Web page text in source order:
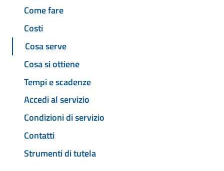
Come fare
Costi
Cosa serve
Cosa si ottiene
Tempi e scadenze
Accedi al servizio
Condizioni di servizio
Contatti
Strumenti di tutela